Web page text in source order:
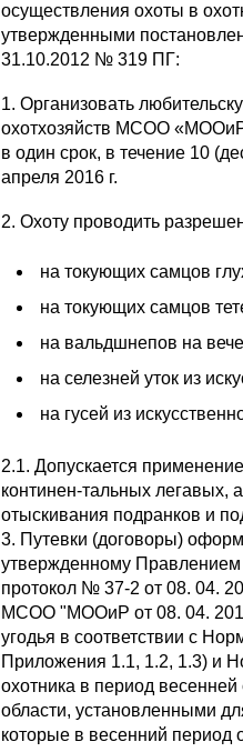
осуществления охоты в
утвержденными
31.10.2012 № 319 ПГ:
1. Организовать
охотхозяйств МСОО
в один срок, в течение 10
апреля 2016 г.
2. Охоту проводить
на токующих самцов
на токующих самцов
на вальдшнепов на
на селезней уток из
на гусей из
2.1. Допускается
континен-тальных легавых,
отыскивания подранков и
3. Путевки (договоры)
утвержденному
протокол № 37-2 от 08. 04.
МСОО "МООиР от 08. 04. 2015
угодья в соответствии с
Приложения 1.1, 1.2, 1.3) и
охотника в период
области, установленными
которые в весенний период